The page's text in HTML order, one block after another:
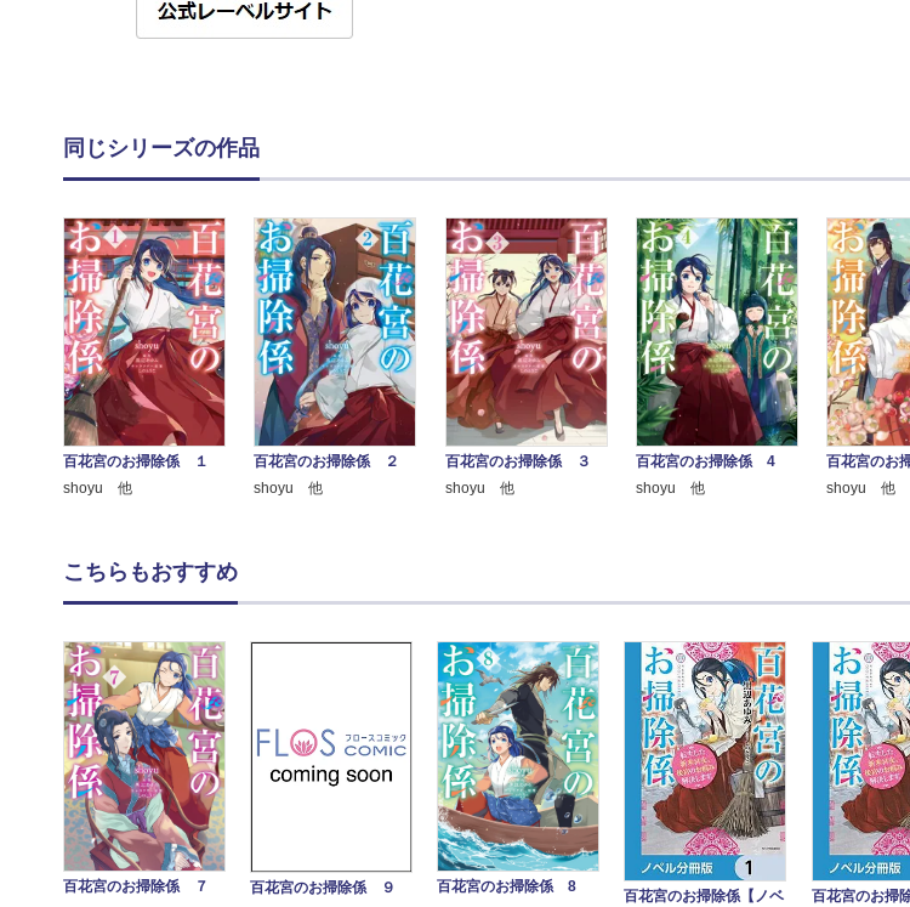
同じシリーズの作品
百花宮のお掃除係 １
shoyu 他
百花宮のお掃除係 ２
shoyu 他
百花宮のお掃除係 ３
shoyu 他
百花宮のお掃除係 4
shoyu 他
百花宮のお
shoyu 他
こちらもおすすめ
百花宮のお掃除係 ７ 百花宮のお掃除係 ９ 百花宮のお掃除係 8
百花宮のお掃除係【ノベ
百花宮のお掃